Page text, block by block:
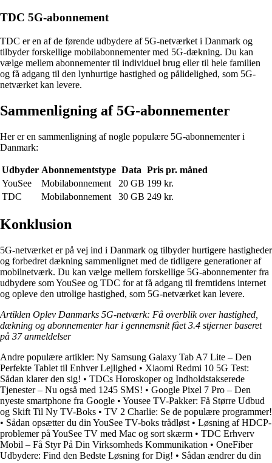
TDC 5G-abonnement
TDC er en af de førende udbydere af 5G-netværket i Danmark og
tilbyder forskellige mobilabonnementer med 5G-dækning. Du kan
vælge mellem abonnementer til individuel brug eller til hele familien
og få adgang til den lynhurtige hastighed og pålidelighed, som 5G-
netværket kan levere.
Sammenligning af 5G-abonnementer
Her er en sammenligning af nogle populære 5G-abonnementer i
Danmark:
Udbyder Abonnementstype Data Pris pr. måned
YouSee
Mobilabonnement 20 GB 199 kr.
TDC
Mobilabonnement 30 GB 249 kr.
Konklusion
5G-netværket er på vej ind i Danmark og tilbyder hurtigere hastigheder
og forbedret dækning sammenlignet med de tidligere generationer af
mobilnetværk. Du kan vælge mellem forskellige 5G-abonnementer fra
udbydere som YouSee og TDC for at få adgang til fremtidens internet
og opleve den utrolige hastighed, som 5G-netværket kan levere.
Artiklen Oplev Danmarks 5G-netværk: Få overblik over hastighed,
dækning og abonnementer har i gennemsnit fået3.4 stjerner baseret
på 37anmeldelser
Andre populære artikler: Ny Samsung Galaxy Tab A7 Lite – Den
Perfekte Tablet til Enhver Lejlighed • Xiaomi Redmi 10 5G Test:
Sådan klarer den sig! • TDCs Horoskoper og Indholdstakserede
Tjenester – Nu også med 1245 SMS! • Google Pixel 7 Pro – Den
nyeste smartphone fra Google • Yousee TV-Pakker: Få Større Udbud
og Skift Til Ny TV-Boks • TV 2 Charlie: Se de populære programmer!
• Sådan opsætter du din YouSee TV-boks trådløst • Løsning af HDCP-
problemer på YouSee TV med Mac og sort skærm • TDC Erhverv
Mobil – Få Styr På Din Virksomheds Kommunikation • OneFiber
Udbydere: Find den Bedste Løsning for Dig! • Sådan ændrer du din